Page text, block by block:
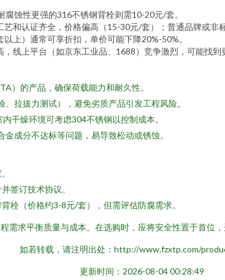
蚀性更强的316不锈钢背栓则需10-20元/套。
艺和认证齐全，价格偏高（15-30元/套）；普通品牌或非
上）通常可享折扣，单价可能下降20%-50%。
线上平台（如京东工业品、1688）竞争激烈，可能找到
）的产品，确保荷载能力和耐久性。
拉拔力测试），避免劣质产品引发工程风险。
干燥环境可考虑304不锈钢以控制成本。
成分不达标等问题，易导致松动或锈蚀。
签订技术协议。
栓（价格约3-8元/套），但需评估防腐需求。
求平衡质量与成本。在选购时，应将安全性置于首位
如若转载，请注明出处：http://www.fzxtp.com/
更新时间：2026-08-04 00:28:49